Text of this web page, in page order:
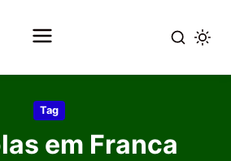
Tag
em Franca